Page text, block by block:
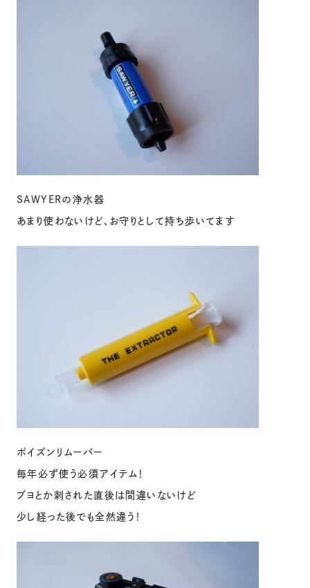
SAWYERの浄水器
あまり使わないけど、お守りとして持ち歩いてます
ポイズンリムーバー
毎年必ず使う必須アイテム！
ブヨとか刺された直後は間違いないけど
少し経った後でも全然違う！